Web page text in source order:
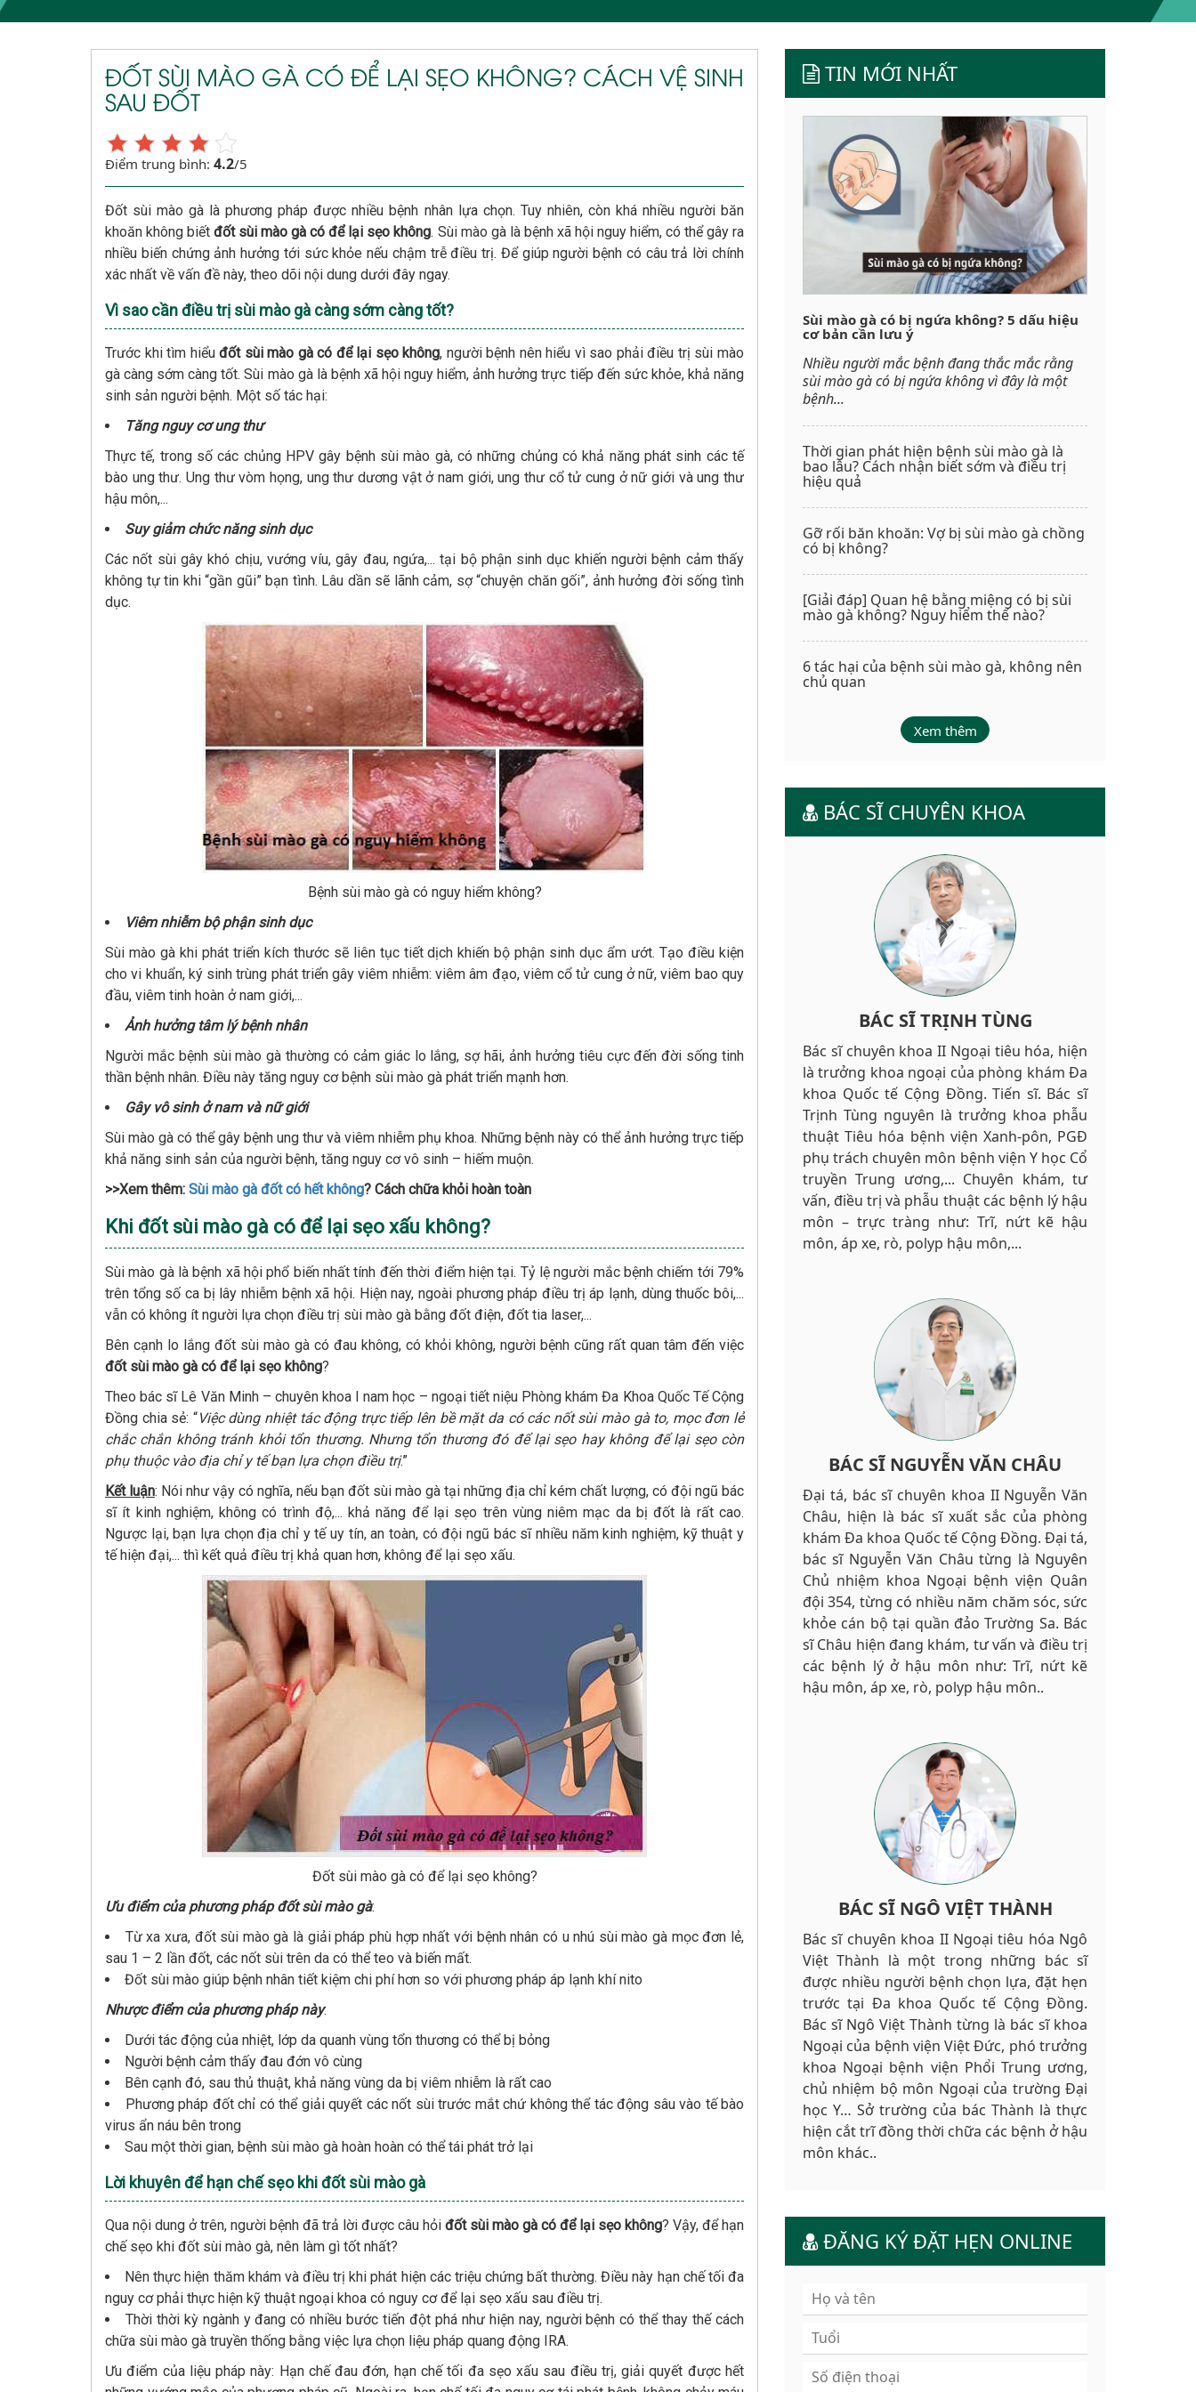
ĐỐT SÙI MÀO GÀ CÓ ĐỂ LẠI SẸO KHÔNG? CÁCH VỆ SINH
SAU ĐỐT
Điểm trung bình: 4.2/5
Đốt sùi mào gà là phương pháp được nhiều bệnh nhân lựa chọn. Tuy nhiên, còn khá nhiều người băn
khoăn không biếtđốt sùi mào gà có để lại sẹo không. Sùi mào gà là bệnh xã hội nguy hiểm, có thể gây ra
nhiều biến chứng ảnh hưởng tới sức khỏe nếu chậm trễ điều trị. Để giúp người bệnh có câu trả lời chính
xác nhất về vấn đề này, theo dõi nội dung dưới đây ngay.
Vì sao cần điều trị sùi mào gà càng sớm càng tốt?
Trước khi tìm hiểuđốt sùi mào gà có để lại sẹo không, người bệnh nên hiểu vì sao phải điều trị sùi mào
gà càng sớm càng tốt. Sùi mào gà là bệnh xã hội nguy hiểm, ảnh hưởng trực tiếp đến sức khỏe, khả năng
sinh sản người bệnh. Một số tác hại:
Tăng nguy cơ ung thư
Thực tế, trong số các chủng HPV gây bệnh sùi mào gà, có những chủng có khả năng phát sinh các tế
bào ung thư. Ung thư vòm họng, ung thư dương vật ở nam giới, ung thư cổ tử cung ở nữ giới và ung thư
hậu môn,...
Suy giảm chức năng sinh dục
Các nốt sùi gây khó chịu, vướng víu, gây đau, ngứa,... tại bộ phận sinh dục khiến người bệnh cảm thấy
không tự tin khi “gần gũi” bạn tình. Lâu dần sẽ lãnh cảm, sợ “chuyện chăn gối”, ảnh hưởng đời sống tình
dục.
Bệnh sùi mào gà có nguy hiểm không?
Viêm nhiễm bộ phận sinh dục
Sùi mào gà khi phát triển kích thước sẽ liên tục tiết dịch khiến bộ phận sinh dục ẩm ướt. Tạo điều kiện
cho vi khuẩn, ký sinh trùng phát triển gây viêm nhiễm: viêm âm đạo, viêm cổ tử cung ở nữ, viêm bao quy
đầu, viêm tinh hoàn ở nam giới,...
Ảnh hưởng tâm lý bệnh nhân
Người mắc bệnh sùi mào gà thường có cảm giác lo lắng, sợ hãi, ảnh hưởng tiêu cực đến đời sống tinh
thần bệnh nhân. Điều này tăng nguy cơ bệnh sùi mào gà phát triển mạnh hơn.
Gây vô sinh ở nam và nữ giới
Sùi mào gà có thể gây bệnh ung thư và viêm nhiễm phụ khoa. Những bệnh này có thể ảnh hưởng trực tiếp
khả năng sinh sản của người bệnh, tăng nguy cơ vô sinh – hiếm muộn.
>>Xem thêm: Sùi mào gà đốt có hết không? Cách chữa khỏi hoàn toàn
Khi đốt sùi mào gà có để lại sẹo xấu không?
Sùi mào gà là bệnh xã hội phổ biến nhất tính đến thời điểm hiện tại. Tỷ lệ người mắc bệnh chiếm tới 79%
trên tổng số ca bị lây nhiễm bệnh xã hội. Hiện nay, ngoài phương pháp điều trị áp lạnh, dùng thuốc bôi,...
vẫn có không ít người lựa chọn điều trị sùi mào gà bằng đốt điện, đốt tia laser,...
Bên cạnh lo lắng đốt sùi mào gà có đau không, có khỏi không, người bệnh cũng rất quan tâm đến việc
đốt sùi mào gà có để lại sẹo không?
Theo bác sĩ Lê Văn Minh – chuyên khoa I nam học – ngoại tiết niệu Phòng khám Đa Khoa Quốc Tế Cộng
Đồng chia sẻ: “Việc dùng nhiệt tác động trực tiếp lên bề mặt da có các nốt sùi mào gà to, mọc đơn lẻ
chắc chắn không tránh khỏi tổn thương. Nhưng tổn thương đó để lại sẹo hay không để lại sẹo còn
phụ thuộc vào địa chỉ y tế bạn lựa chọn điều trị.”
Kết luận: Nói như vậy có nghĩa, nếu bạn đốt sùi mào gà tại những địa chỉ kém chất lượng, có đội ngũ bác
sĩ ít kinh nghiệm, không có trình độ,... khả năng để lại sẹo trên vùng niêm mạc da bị đốt là rất cao.
Ngược lại, bạn lựa chọn địa chỉ y tế uy tín, an toàn, có đội ngũ bác sĩ nhiều năm kinh nghiệm, kỹ thuật y
tế hiện đại,... thì kết quả điều trị khả quan hơn, không để lại sẹo xấu.
Đốt sùi mào gà có để lại sẹo không?
Ưu điểm của phương pháp đốt sùi mào gà:
Từ xa xưa, đốt sùi mào gà là giải pháp phù hợp nhất với bệnh nhân có u nhú sùi mào gà mọc đơn lẻ,
sau 1 – 2 lần đốt, các nốt sùi trên da có thể teo và biến mất.
Đốt sùi mào giúp bệnh nhân tiết kiệm chi phí hơn so với phương pháp áp lạnh khí nito
Nhược điểm của phương pháp này:
Dưới tác động của nhiệt, lớp da quanh vùng tổn thương có thể bị bỏng
Người bệnh cảm thấy đau đớn vô cùng
Bên cạnh đó, sau thủ thuật, khả năng vùng da bị viêm nhiễm là rất cao
Phương pháp đốt chỉ có thể giải quyết các nốt sùi trước mắt chứ không thể tác động sâu vào tế bào
virus ẩn náu bên trong
Sau một thời gian, bệnh sùi mào gà hoàn hoàn có thể tái phát trở lại
Lời khuyên để hạn chế sẹo khi đốt sùi mào gà
Qua nội dung ở trên, người bệnh đã trả lời được câu hỏi đốt sùi mào gà có để lại sẹo không? Vậy, để hạn
chế sẹo khi đốt sùi mào gà, nên làm gì tốt nhất?
Nên thực hiện thăm khám và điều trị khi phát hiện các triệu chứng bất thường. Điều này hạn chế tối đa
nguy cơ phải thực hiện kỹ thuật ngoại khoa có nguy cơ để lại sẹo xấu sau điều trị.
Thời thời kỳ ngành y đang có nhiều bước tiến đột phá như hiện nay, người bệnh có thể thay thế cách
chữa sùi mào gà truyền thống bằng việc lựa chọn liệu pháp quang động IRA.
Ưu điểm của liệu pháp này: Hạn chế đau đớn, hạn chế tối đa sẹo xấu sau điều trị, giải quyết được hết
TIN MỚI NHẤT
Sùi mào gà có bị ngứa không? 5 dấu hiệu
cơ bản cần lưu ý
Nhiều người mắc bệnh đang thắc mắc rằng
sùi mào gà có bị ngứa không vì đây là một
bệnh...
Thời gian phát hiện bệnh sùi mào gà là
bao lâu? Cách nhận biết sớm và điều trị
hiệu quả
Gỡ rối băn khoăn: Vợ bị sùi mào gà chồng
có bị không?
[Giải đáp] Quan hệ bằng miệng có bị sùi
mào gà không? Nguy hiểm thế nào?
6 tác hại của bệnh sùi mào gà, không nên
chủ quan
Xem thêm
BÁC SĨ CHUYÊN KHOA
BÁC SĨ TRỊNH TÙNG
Bác sĩ chuyên khoa II Ngoại tiêu hóa, hiện
là trưởng khoa ngoại của phòng khám Đa
khoa Quốc tế Cộng Đồng. Tiến sĩ. Bác sĩ
Trịnh Tùng nguyên là trưởng khoa phẫu
thuật Tiêu hóa bệnh viện Xanh-pôn, PGĐ
phụ trách chuyên môn bệnh viện Y học Cổ
truyền Trung ương,... Chuyên khám, tư
vấn, điều trị và phẫu thuật các bệnh lý hậu
môn – trực tràng như: Trĩ, nứt kẽ hậu
môn, áp xe, rò, polyp hậu môn,...
BÁC SĨ NGUYỄN VĂN CHÂU
Đại tá, bác sĩ chuyên khoa II Nguyễn Văn
Châu, hiện là bác sĩ xuất sắc của phòng
khám Đa khoa Quốc tế Cộng Đồng. Đại tá,
bác sĩ Nguyễn Văn Châu từng là Nguyên
Chủ nhiệm khoa Ngoại bệnh viện Quân
đội 354, từng có nhiều năm chăm sóc, sức
khỏe cán bộ tại quần đảo Trường Sa. Bác
sĩ Châu hiện đang khám, tư vấn và điều trị
các bệnh lý ở hậu môn như: Trĩ, nứt kẽ
hậu môn, áp xe, rò, polyp hậu môn..
BÁC SĨ NGÔ VIỆT THÀNH
Bác sĩ chuyên khoa II Ngoại tiêu hóa Ngô
Việt Thành là một trong những bác sĩ
được nhiều người bệnh chọn lựa, đặt hẹn
trước tại Đa khoa Quốc tế Cộng Đồng.
Bác sĩ Ngô Việt Thành từng là bác sĩ khoa
Ngoại của bệnh viện Việt Đức, phó trưởng
khoa Ngoại bệnh viện Phổi Trung ương,
chủ nhiệm bộ môn Ngoại của trường Đại
học Y… Sở trường của bác Thành là thực
hiện cắt trĩ đồng thời chữa các bệnh ở hậu
môn khác..
ĐĂNG KÝ ĐẶT HẸN ONLINE